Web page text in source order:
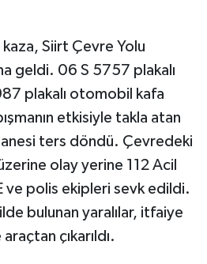
Siirt Çevre Yolu
geldi. 06 S 5757 plakalı
plakalı otomobil kafa
etkisiyle takla atan
ters döndü. Çevredeki
olay yerine 112 Acil
ve polis ekipleri sevk edildi.
bulunan yaralılar, itfaiye
çıkarıldı.